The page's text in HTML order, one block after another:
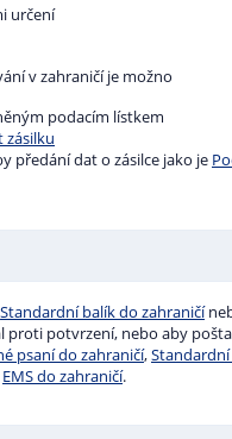
určení
v zahraničí je možno
podacím lístkem
zásilku
předání dat o zásilce jako je
Standardní balík do zahraničí
proti potvrzení, nebo aby
psaní do zahraničí,
EMS do zahraničí.